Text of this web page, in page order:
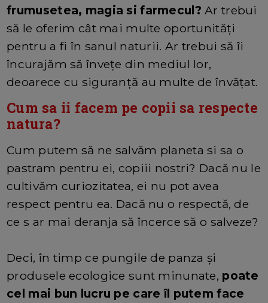
frumusetea, magia si farmecul? Ar trebui
să le oferim cât mai multe oportunități
pentru a fi în sanul naturii. Ar trebui să îi
încurajăm să învețe din mediul lor,
deoarece cu siguranță au multe de învățat.
Cum sa ii facem pe copii sa respecte
natura?
Cum putem să ne salvăm planeta si sa o
pastram pentru ei, copiii nostri? Dacă nu le
cultivăm curiozitatea, ei nu pot avea
respect pentru ea. Dacă nu o respectă, de
ce s ar mai deranja să încerce să o salveze?
Deci, în timp ce pungile de panza și
produsele ecologice sunt minunate, poate
cel mai bun lucru pe care îl putem face